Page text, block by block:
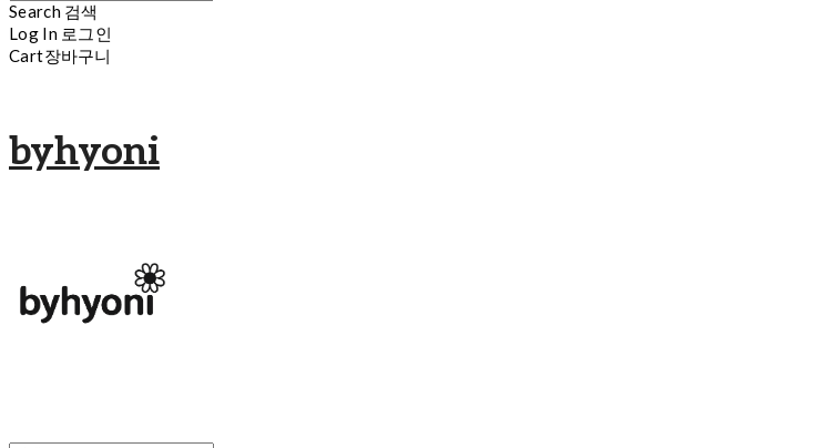
Search 검색
Log In 로그인
Cart장바구니
byhyoni